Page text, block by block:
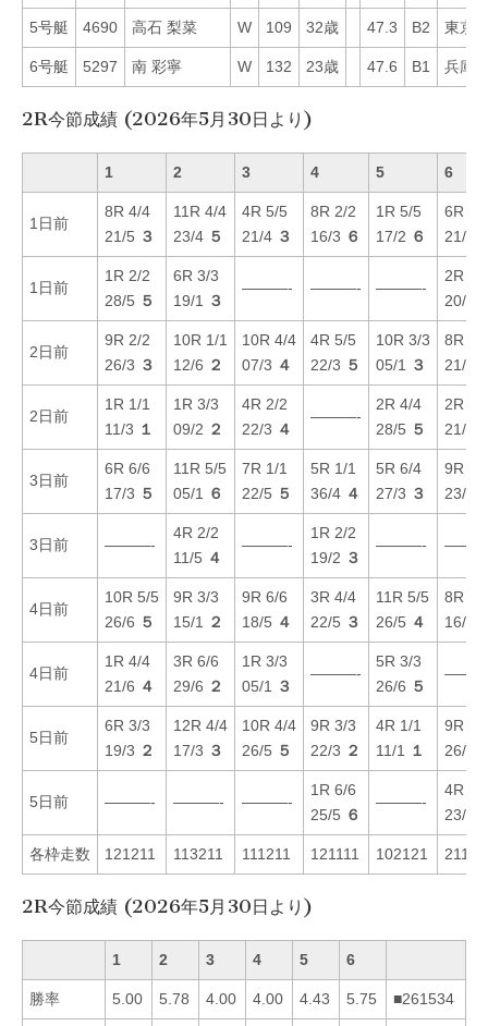
5号艇 4690 高石 梨菜 W 109 32歳 47.3 B2 東京
6号艇 5297 南 彩寧 W 132 23歳 47.6 B1 兵庫
2R今節成績 (2026年5月30日より)
1 2 3 4 5 6
1日前
8R 4/4
21/5 ３
11R 4/4
23/4 ５
4R 5/5
21/4 ３
8R 2/2
16/3 ６
1R 5/5
17/2 ６
6R 4/
21/4
1日前
1R 2/2
28/5 ５
6R 3/3
19/1
３
———- ———- ———-
2R 1/
20/5
2日前
9R 2/2
26/3 ３
10R 1/1
12/6 ２
10R 4/4
07/3 ４
4R 5/5
22/3 ５
10R 3/3
05/1
３
8R 2/
21/3
2日前
1R 1/1
11/3 １
1R 3/3
09/2 ２
4R 2/2
22/3 ４
———-
2R 4/4
28/5 ５
2R 1/
21/1
3日前
6R 6/6
17/3 ５
11R 5/5
05/1
６
7R 1/1
22/5 ５
5R 1/1
36/4 ４
5R 6/4
27/3 ３
9R 4/
23/3
3日前 ———-
4R 2/2
11/5 ４
———-
1R 2/2
19/2 ３
———-
4日前
10R 5/5
26/6 ５
9R 3/3
15/1
２
9R 6/6
18/5 ４
3R 4/4
22/5 ３
11R 5/5
26/5 ４
8R 5/
16/5
4日前
1R 4/4
21/6 ４
3R 6/6
29/6 ２
1R 3/3
05/1
３
———-
5R 3/3
26/6 ５
5日前
6R 3/3
19/3 ２
12R 4/4
17/3 ３
10R 4/4
26/5 ５
9R 3/3
22/3 ２
4R 1/1
11/1
１
9R 6/
26/6
5日前 ———- ———- ———-
1R 6/6
25/5 ６
———-
4R 3/
23/5
各枠走数 121211 113211 111211 121111 102121
2R今節成績 (2026年5月30日より)
1 2 3 4 5 6
勝率 5.00 5.78 4.00 4.00 4.43 5.75 ■261534